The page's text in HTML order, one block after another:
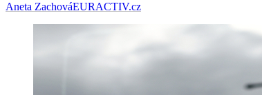
Aneta ZachováEURACTIV.cz